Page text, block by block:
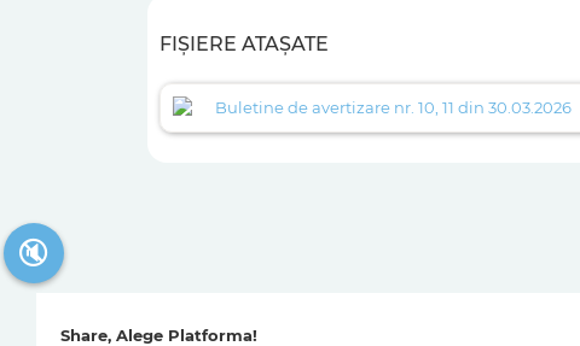
FIȘIERE ATAȘATE
Buletine de avertizare nr. 10, 11 din 30.03.2026
Share, Alege Platforma!
🔇